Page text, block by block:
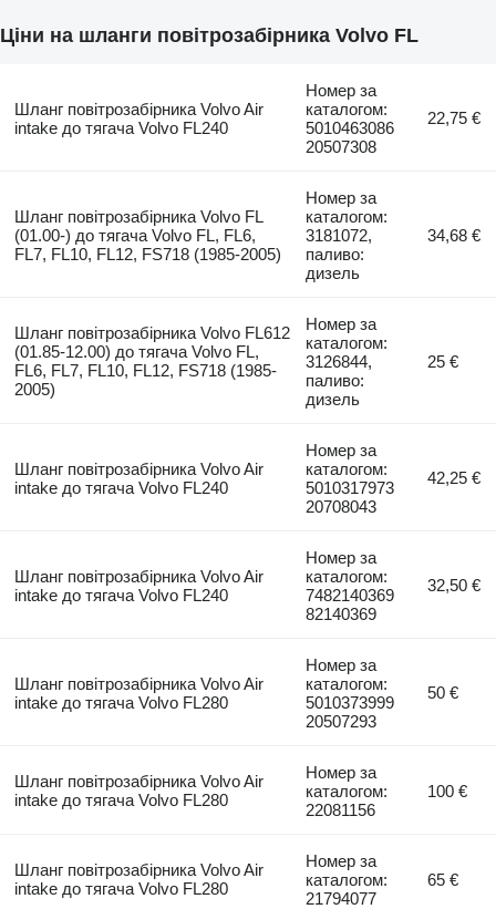
Ціни на шланги повітрозабірника Volvo FL
Шланг повітрозабірника Volvo Air
intake до тягача Volvo FL240
Номер за
каталогом:
5010463086
20507308
22,75 €
Шланг повітрозабірника Volvo FL
(01.00-) до тягача Volvo FL, FL6,
FL7, FL10, FL12, FS718 (1985-2005)
Номер за
каталогом:
3181072,
паливо:
дизель
34,68 €
Шланг повітрозабірника Volvo FL612
(01.85-12.00) до тягача Volvo FL,
FL6, FL7, FL10, FL12, FS718 (1985-
2005)
Номер за
каталогом:
3126844,
паливо:
дизель
25 €
Шланг повітрозабірника Volvo Air
intake до тягача Volvo FL240
Номер за
каталогом:
5010317973
20708043
42,25 €
Шланг повітрозабірника Volvo Air
intake до тягача Volvo FL240
Номер за
каталогом:
7482140369
82140369
32,50 €
Шланг повітрозабірника Volvo Air
intake до тягача Volvo FL280
Номер за
каталогом:
5010373999
20507293
50 €
Шланг повітрозабірника Volvo Air
intake до тягача Volvo FL280
Номер за
каталогом:
22081156
100 €
Шланг повітрозабірника Volvo Air
intake до тягача Volvo FL280
Номер за
каталогом:
21794077
65 €